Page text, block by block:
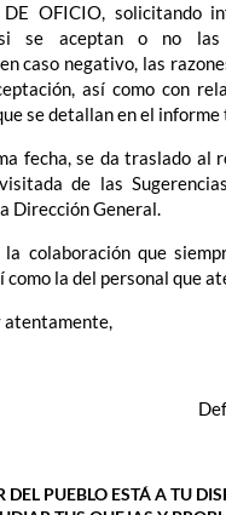
DE OFICIO, solicitando
se aceptan o no las
caso negativo, las
así como con
se detallan en el
fecha, se da traslado al
de las
Dirección General.
la colaboración que
como la del personal que
atentamente,
DEL PUEBLO ESTÁ A TU